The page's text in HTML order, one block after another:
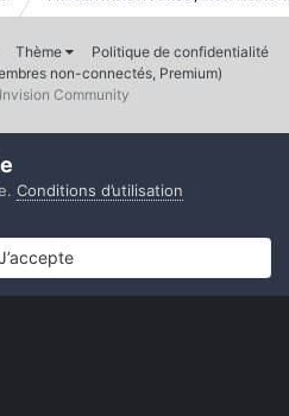
Thème
Politique de confidentialité
non-connectés, Premium)
Community
Conditions d’utilisation